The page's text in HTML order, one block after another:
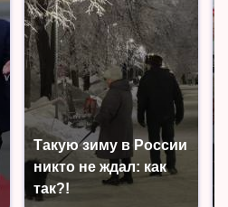
Такую зиму в России
никто не ждал: как
так?!